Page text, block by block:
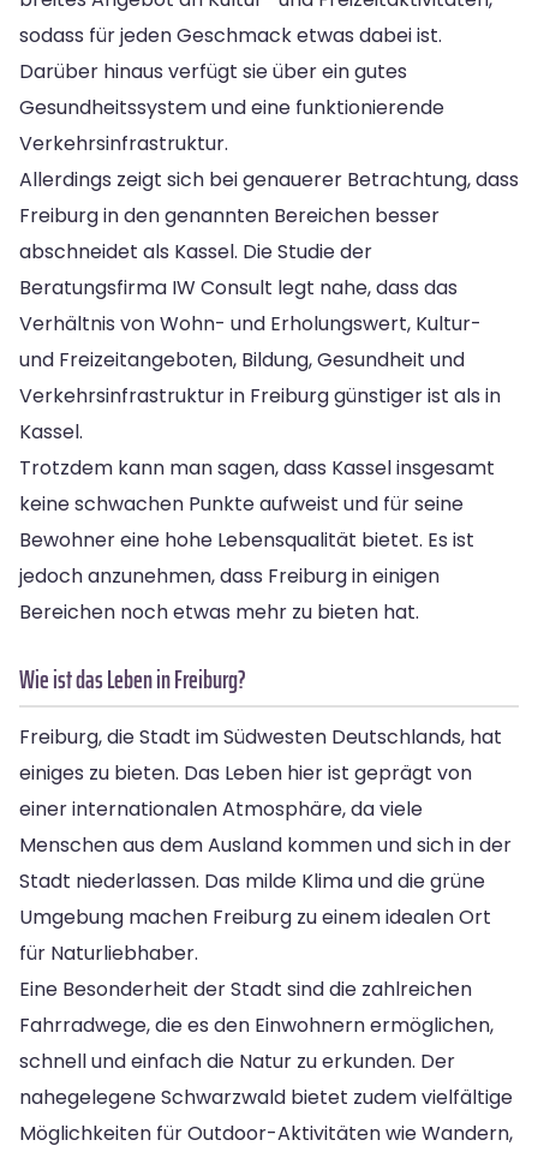
sodass für jeden Geschmack etwas dabei ist.
Darüber hinaus verfügt sie über ein gutes
Gesundheitssystem und eine funktionierende
Verkehrsinfrastruktur.
Allerdings zeigt sich bei genauerer Betrachtung, dass
Freiburg in den genannten Bereichen besser
abschneidet als Kassel. Die Studie der
Beratungsfirma IW Consult legt nahe, dass das
Verhältnis von Wohn- und Erholungswert, Kultur-
und Freizeitangeboten, Bildung, Gesundheit und
Verkehrsinfrastruktur in Freiburg günstiger ist als in
Kassel.
Trotzdem kann man sagen, dass Kassel insgesamt
keine schwachen Punkte aufweist und für seine
Bewohner eine hohe Lebensqualität bietet. Es ist
jedoch anzunehmen, dass Freiburg in einigen
Bereichen noch etwas mehr zu bieten hat.
Wie ist das Leben in Freiburg?
Freiburg, die Stadt im Südwesten Deutschlands, hat
einiges zu bieten. Das Leben hier ist geprägt von
einer internationalen Atmosphäre, da viele
Menschen aus dem Ausland kommen und sich in der
Stadt niederlassen. Das milde Klima und die grüne
Umgebung machen Freiburg zu einem idealen Ort
für Naturliebhaber.
Eine Besonderheit der Stadt sind die zahlreichen
Fahrradwege, die es den Einwohnern ermöglichen,
schnell und einfach die Natur zu erkunden. Der
nahegelegene Schwarzwald bietet zudem vielfältige
Möglichkeiten für Outdoor-Aktivitäten wie Wandern,